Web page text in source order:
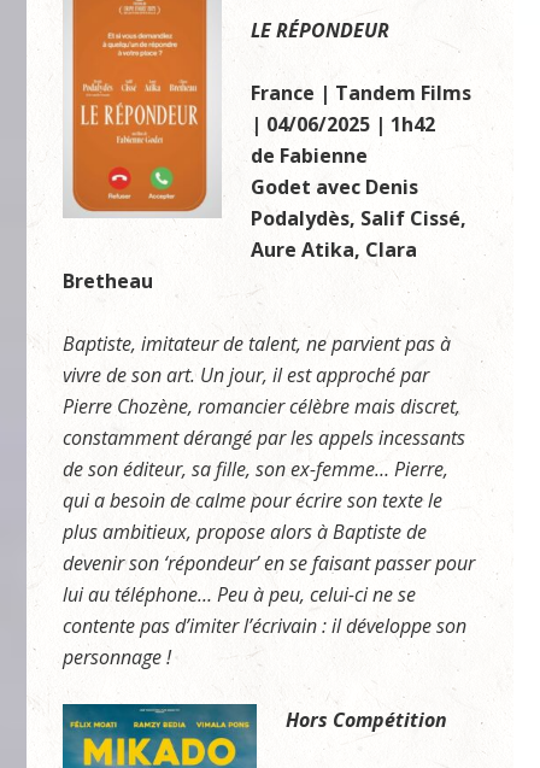
LE RÉPONDEUR
France | Tandem Films
| 04/06/2025 | 1h42
de Fabienne
Godet avec Denis
Podalydès, Salif Cissé,
Aure Atika, Clara
Bretheau
Baptiste, imitateur de talent, ne parvient pas à
vivre de son art. Un jour, il est approché par
Pierre Chozène, romancier célèbre mais discret,
constamment dérangé par les appels incessants
de son éditeur, sa fille, son ex-femme… Pierre,
qui a besoin de calme pour écrire son texte le
plus ambitieux, propose alors à Baptiste de
devenir son ‘répondeur’ en se faisant passer pour
lui au téléphone… Peu à peu, celui-ci ne se
contente pas d’imiter l’écrivain : il développe son
personnage !
Hors Compétition